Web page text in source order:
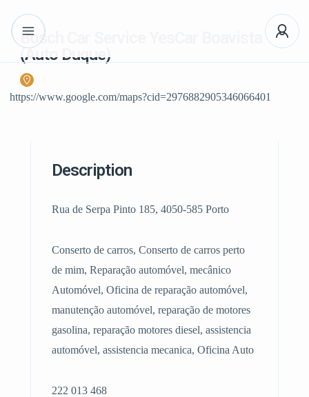
Bosch Car Service YesCar Boavista
(Auto Duque)
https://www.google.com/maps?cid=2976882905346066401
Description
Rua de Serpa Pinto 185, 4050-585 Porto
Conserto de carros, Conserto de carros perto
de mim, Reparação automóvel, mecânico
Automóvel, Oficina de reparação automóvel,
manutenção automóvel, reparação de motores
gasolina, reparação motores diesel, assistencia
automóvel, assistencia mecanica, Oficina Auto
222 013 468